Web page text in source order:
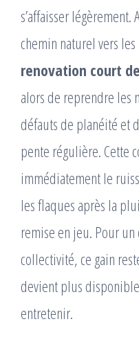
s’affaisser
chemin naturel vers
renovation court
alors de reprendre les
défauts de planéité et
pente régulière. Cette
immédiatement le
les flaques après la
remise en jeu. Pour
collectivité, ce gain
devient plus
entretenir.